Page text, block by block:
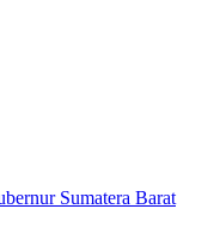
Sumatera Barat